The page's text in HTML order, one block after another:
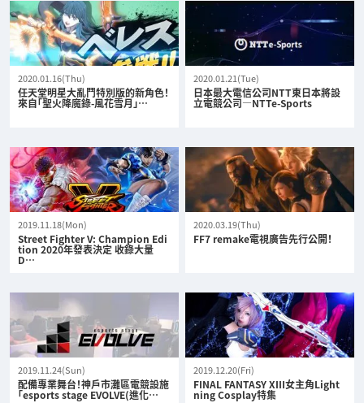
2020.01.16(Thu)
任天堂明星大亂鬥特別版的新角色！
來自「聖火降魔錄-風花雪月」…
2020.01.21(Tue)
日本最大電信公司NTT東日本將設
立電競公司—NTTe-Sports
2019.11.18(Mon)
Street Fighter V: Champion Edi
tion 2020年發表決定 收錄大量
D…
2020.03.19(Thu)
FF7 remake電視廣告先行公開！
2019.11.24(Sun)
配備專業舞台！神戶市灘區電競設施
「esports stage EVOLVE(進化…
2019.12.20(Fri)
FINAL FANTASY XIII女主角Light
ning Cosplay特集